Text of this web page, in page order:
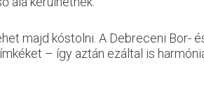
majd kóstolni. A Debreceni Bor-
– így aztán ezáltal is